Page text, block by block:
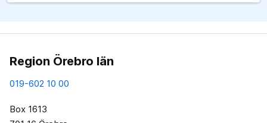
Region Örebro län
019-602 10 00
Box 1613